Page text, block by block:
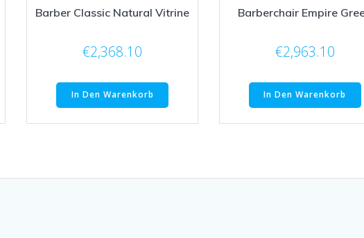
Barber Classic Natural Vitrine
€2,368.10
In Den Warenkorb
Barberchair Empire
€2,963.10
In Den Warenkorb